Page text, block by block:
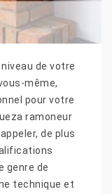
de votre
même,
pour votre
ramoneur
de plus
genre de
technique et